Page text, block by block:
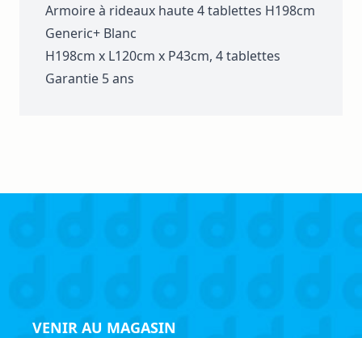
Armoire à rideaux haute 4 tablettes H198cm
Generic+ Blanc
H198cm x L120cm x P43cm, 4 tablettes
Garantie 5 ans
VENIR AU MAGASIN